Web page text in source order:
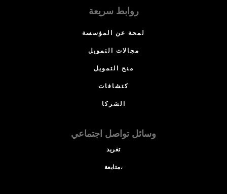
روابط سريعة
لمحة عن المؤسسة
مجالات التمويل
منح التمويل
كتشافات
الشركا
وسائل تواصل اجتماعي
تغريد
متابعة،